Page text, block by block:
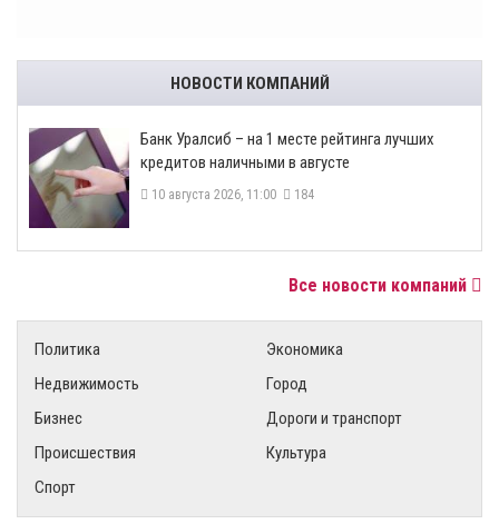
НОВОСТИ КОМПАНИЙ
Банк Уралсиб – на 1 месте рейтинга лучших
кредитов наличными в августе
10 августа 2026, 11:00 184
Все новости компаний
Политика
Экономика
Недвижимость
Город
Бизнес
Дороги и транспорт
Происшествия
Культура
Спорт